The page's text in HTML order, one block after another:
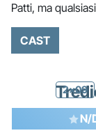
Patti, ma
CAST
2x09
N/